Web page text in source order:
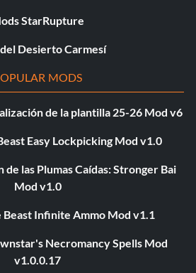
StarRupture
Desierto Carmesí
MODS
de la plantilla 25-26 Mod v6
Easy Lockpicking Mod v1.0
las Plumas Caídas: Stronger Bai
Mod v1.0
Beast Infinite Ammo Mod v1.1
Necromancy Spells Mod
v1.0.0.17